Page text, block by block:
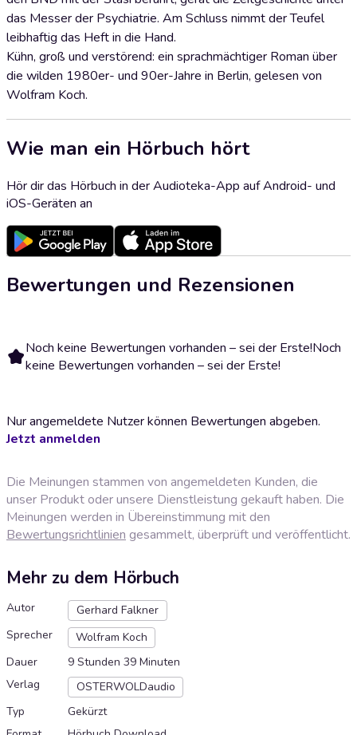
das Messer der Psychiatrie. Am Schluss nimmt der Teufel
leibhaftig das Heft in die Hand.
Kühn, groß und verstörend: ein sprachmächtiger Roman über
die wilden 1980er- und 90er-Jahre in Berlin, gelesen von
Wolfram Koch.
Wie man ein Hörbuch hört
Hör dir das Hörbuch in der Audioteka-App auf Android- und
iOS-Geräten an
Bewertungen und Rezensionen
Noch keine Bewertungen vorhanden – sei der Erste!Noch
keine Bewertungen vorhanden – sei der Erste!
Nur angemeldete Nutzer können Bewertungen abgeben.
Jetzt anmelden
Die Meinungen stammen von angemeldeten Kunden, die
unser Produkt oder unsere Dienstleistung gekauft haben. Die
Meinungen werden in Übereinstimmung mit den
Bewertungsrichtlinien gesammelt, überprüft und veröffentlicht.
Mehr zu dem Hörbuch
Autor
Gerhard Falkner
Sprecher
Wolfram Koch
Dauer
9 Stunden 39 Minuten
Verlag
OSTERWOLDaudio
Typ
Gekürzt